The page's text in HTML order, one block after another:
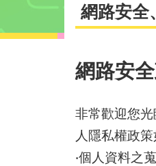
網路安全
網路安
非常歡迎您
人隱私權政策
‧個人資料之